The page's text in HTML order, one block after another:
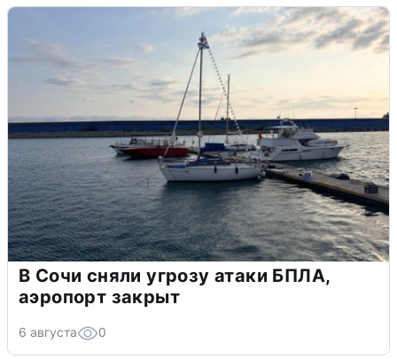
В Сочи сняли угрозу атаки БПЛА,
аэропорт закрыт
6 августа 0